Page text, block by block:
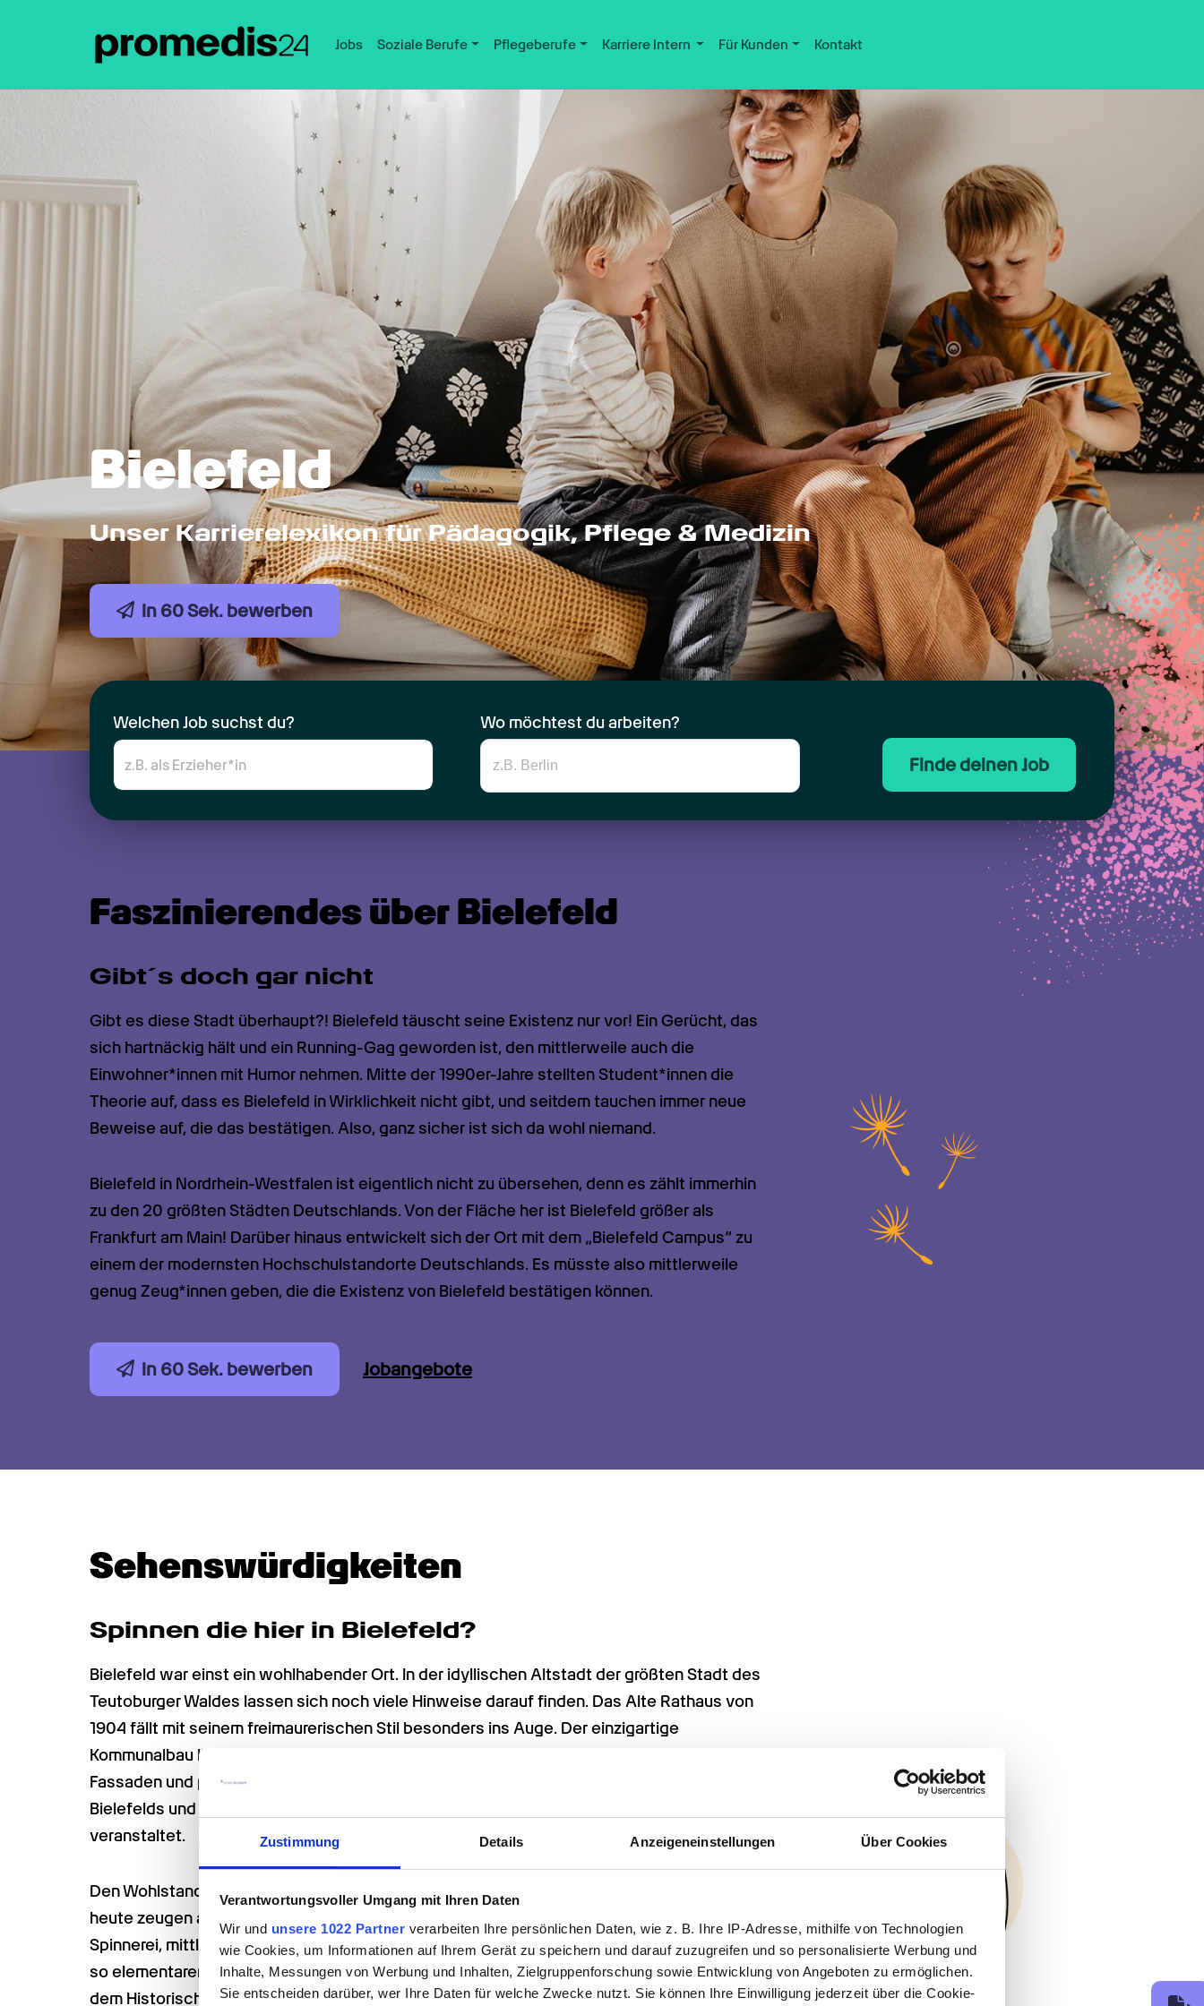
Zustimmung Details Anzeigeneinstellungen Über Cookies
Verantwortungsvoller Umgang mit Ihren Daten
Wir und unsere 1022 Partner verarbeiten Ihre persönlichen Daten, wie z. B. Ihre IP-Adresse, mithilfe von Technologien
wie Cookies, um Informationen auf Ihrem Gerät zu speichern und darauf zuzugreifen und so personalisierte Werbung und
Inhalte, Messungen von Werbung und Inhalten, Zielgruppenforschung sowie Entwicklung von Angeboten zu ermöglichen.
Sie entscheiden darüber, wer Ihre Daten für welche Zwecke nutzt. Sie können Ihre Einwilligung jederzeit über die Cookie-
Jobs Soziale Berufe Pflegeberufe Karriere Intern Für Kunden Kontakt
Bielefeld
Unser Karrierelexikon für Pädagogik, Pflege & Medizin
In 60 Sek. bewerben
Welchen Job suchst du? Wo möchtest du arbeiten?
Finde deinen Job
Faszinierendes über Bielefeld
Gibt´s doch gar nicht
Gibt es diese Stadt überhaupt?! Bielefeld täuscht seine Existenz nur vor! Ein Gerücht, das
sich hartnäckig hält und ein Running-Gag geworden ist, den mittlerweile auch die
Einwohner*innen mit Humor nehmen. Mitte der 1990er-Jahre stellten Student*innen die
Theorie auf, dass es Bielefeld in Wirklichkeit nicht gibt, und seitdem tauchen immer neue
Beweise auf, die das bestätigen. Also, ganz sicher ist sich da wohl niemand.
Bielefeld in Nordrhein-Westfalen ist eigentlich nicht zu übersehen, denn es zählt immerhin
zu den 20 größten Städten Deutschlands. Von der Fläche her ist Bielefeld größer als
Frankfurt am Main! Darüber hinaus entwickelt sich der Ort mit dem „Bielefeld Campus“ zu
einem der modernsten Hochschulstandorte Deutschlands. Es müsste also mittlerweile
genug Zeug*innen geben, die die Existenz von Bielefeld bestätigen können.
In 60 Sek. bewerben Jobangebote
Sehenswürdigkeiten
Spinnen die hier in Bielefeld?
Bielefeld war einst ein wohlhabender Ort. In der idyllischen Altstadt der größten Stadt des
Teutoburger Waldes lassen sich noch viele Hinweise darauf finden. Das Alte Rathaus von
1904 fällt mit seinem freimaurerischen Stil besonders ins Auge. Der einzigartige
Kommunalbau liegt am Alten Markt, wo sich ein attraktives Ensemble aus historischen
Fassaden und prächtigen Giebeln findet. Der Platz ist der historische Mittelpunkt
Bielefelds und hier werden der beliebte Weinmarkt oder auch der Weihnachtsmarkt
veranstaltet.
Den Wohlstand verdankte Bielefeld seinen Leinenspinnereien und Leinenwebereien. Noch
heute zeugen alte Fabrikhallen oder schlossähnliche Anlagen wie die Ravensberger
Spinnerei, mittlerweile Treffpunkt für Kunst- und Kulturliebhaber, von diesem für die Stadt
so elementaren Handwerk. Mittlerweile dienen die Fabrikgebäude der Volkshochschule,
dem Historischen Museum Bielefelds, Nachtclubs, dem städtischen Ordnungsamt oder